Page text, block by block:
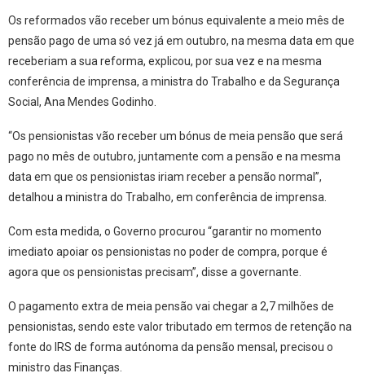
Os reformados vão receber um bónus equivalente a meio mês de
pensão pago de uma só vez já em outubro, na mesma data em que
receberiam a sua reforma, explicou, por sua vez e na mesma
conferência de imprensa, a ministra do Trabalho e da Segurança
Social, Ana Mendes Godinho.
“Os pensionistas vão receber um bónus de meia pensão que será
pago no mês de outubro, juntamente com a pensão e na mesma
data em que os pensionistas iriam receber a pensão normal”,
detalhou a ministra do Trabalho, em conferência de imprensa.
Com esta medida, o Governo procurou “garantir no momento
imediato apoiar os pensionistas no poder de compra, porque é
agora que os pensionistas precisam”, disse a governante.
O pagamento extra de meia pensão vai chegar a 2,7 milhões de
pensionistas, sendo este valor tributado em termos de retenção na
fonte do IRS de forma autónoma da pensão mensal , precisou o
ministro das Finanças.